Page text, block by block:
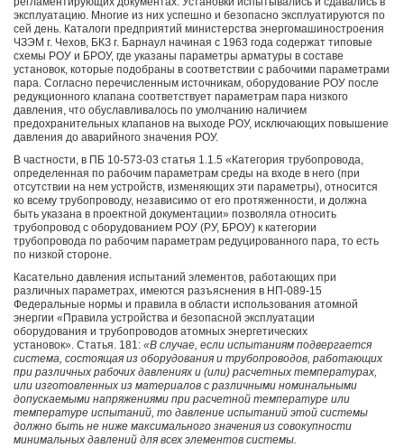
эксплуатацию. Многие из них успешно и безопасно эксплуатируются по
сей день. Каталоги предприятий министерства энергомашиностроения
ЧЗЭМ г. Чехов, БКЗ г. Барнаул начиная с 1963 года содержат типовые
схемы РОУ и БРОУ, где указаны параметры арматуры в составе
установок, которые подобраны в соответствии с рабочими параметрами
пара. Согласно перечисленным источникам, оборудование РОУ после
редукционного клапана соответствует параметрам пара низкого
давления, что обуславливалось по умолчанию наличием
предохранительных клапанов на выходе РОУ, исключающих повышение
давления до аварийного значения РОУ.
В частности, в ПБ 10-573-03 статья 1.1.5 «Категория трубопровода,
определенная по рабочим параметрам среды на входе в него (при
отсутствии на нем устройств, изменяющих эти параметры), относится
ко всему трубопроводу, независимо от его протяженности, и должна
быть указана в проектной документации» позволяла относить
трубопровод с оборудованием РОУ (РУ, БРОУ) к категории
трубопровода по рабочим параметрам редуцированного пара, то есть
по низкой стороне.
Касательно давления испытаний элементов, работающих при
различных параметрах, имеются разъяснения в НП-089-15
Федеральные нормы и правила в области использования атомной
энергии «Правила устройства и безопасной эксплуатации
оборудования и трубопроводов атомных энергетических
установок». Статья. 181: «В случае, если испытаниям подвергается
система, состоящая из оборудования и трубопроводов, работающих
при различных рабочих давлениях и (или) расчетных температурах,
или изготовленных из материалов с различными номинальными
допускаемыми напряжениями при расчетной температуре или
температуре испытаний, то давление испытаний этой системы
должно быть не ниже максимального значения из совокупности
минимальных давлений для всех элементов системы.